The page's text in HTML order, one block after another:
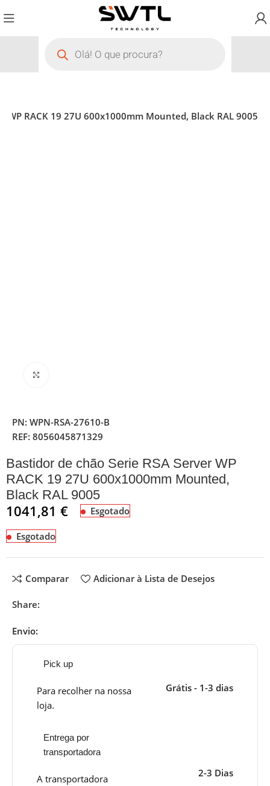
WP RACK 19 27U 600x1000mm Mounted, Black RAL 9005
PN:WPN-RSA-27610-B
REF:8056045871329
Bastidor de chão Serie RSA Server WP
RACK 19 27U 600x1000mm Mounted,
Black RAL 9005
1041,81€ Esgotado
Esgotado
Comparar Adicionar à Lista de Desejos
Share:
Envio:
Pick up
Para recolher na nossa
loja.
Grátis - 1-3 dias
Entrega por
transportadora
A transportadora
2-3 Dias